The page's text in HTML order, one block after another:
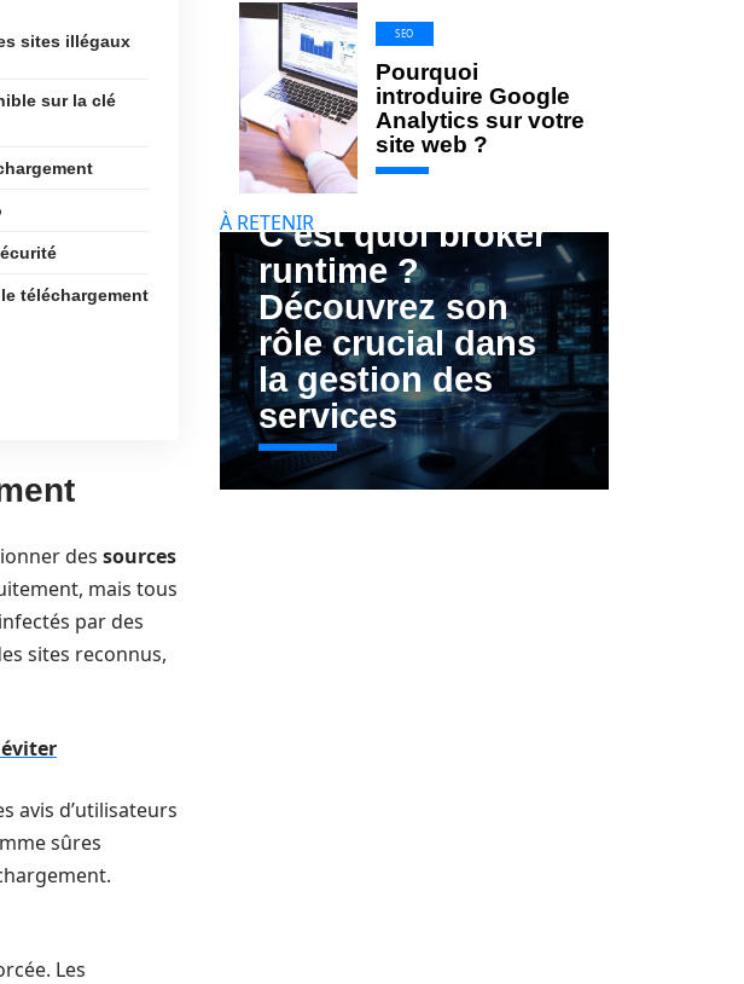
sites illégaux
sur la clé
téléchargement
des sources
mais tous
par des
sites reconnus,
avis d’utilisateurs
sûres
Les
SEO
Pourquoi
introduire Google
Analytics sur votre
site web ?
À RETENIR
C’est quoi broker
runtime ?
Découvrez son
rôle crucial dans
la gestion des
services